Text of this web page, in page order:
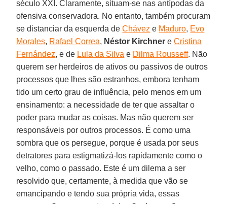
século XXI. Claramente, situam-se nas antípodas da
ofensiva conservadora. No entanto, também procuram
se distanciar da esquerda deChávez e Maduro, Evo
Morales, Rafael Correa, Néstor Kirchner eCristina
Fernández, e de Lula da Silva e Dilma Rousseff. Não
querem ser herdeiros de ativos ou passivos de outros
processos que lhes são estranhos, embora tenham
tido um certo grau de influência, pelo menos em um
ensinamento: a necessidade de ter que assaltar o
poder para mudar as coisas. Mas não querem ser
responsáveis por outros processos. É como uma
sombra que os persegue, porque é usada por seus
detratores para estigmatizá-los rapidamente como o
velho, como o passado. Este é um dilema a ser
resolvido que, certamente, à medida que vão se
emancipando e tendo sua própria vida, essas